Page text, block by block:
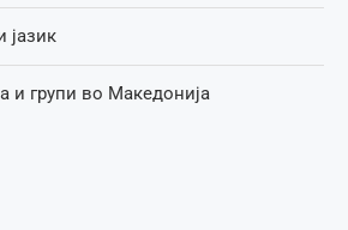
јазик
и групи во Македонија